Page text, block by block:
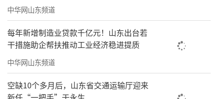
中华网山东频道
每年新增制造业贷款千亿元！山东出台若
干措施助企帮扶推动工业经济稳进提质
中华网山东频道
空缺10个多月后，山东省交通运输厅迎来